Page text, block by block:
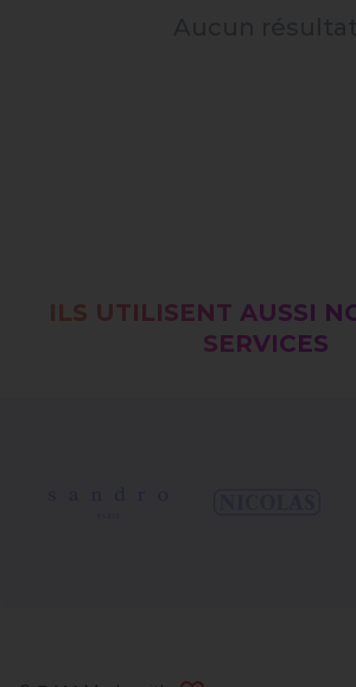
ILS UTILISENT AUSSI
SERVICES